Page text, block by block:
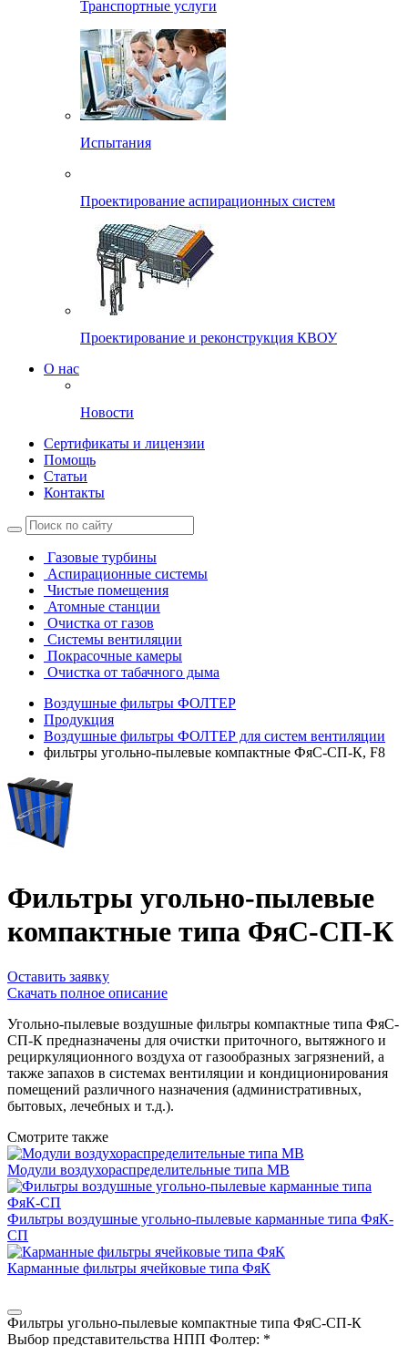
Транспортные услуги
Испытания
Проектирование аспирационных систем
Проектирование и реконструкция КВОУ
О нас
Новости
Сертификаты и лицензии
Помощь
Статьи
Контакты
Газовые турбины
Аспирационные системы
Чистые помещения
Атомные станции
Очистка от газов
Системы вентиляции
Покрасочные камеры
Очистка от табачного дыма
Воздушные фильтры ФОЛТЕР
Продукция
Воздушные фильтры ФОЛТЕР для систем вентиляции
фильтры угольно-пылевые компактные ФяС-СП-К, F8
Фильтры угольно-пылевые
компактные типа ФяС-СП-К
Оставить заявку
Скачать полное описание
Угольно-пылевые воздушные фильтры компактные типа ФяС-
СП-К предназначены для очистки приточного, вытяжного и
рециркуляционного воздуха от газообразных загрязнений, а
также запахов в системах вентиляции и кондиционирования
помещений различного назначения (административных,
бытовых, лечебных и т.д.).
Смотрите также
Модули воздухораспределительные типа МВ
Фильтры воздушные угольно-пылевые карманные типа ФяК-
СП
Карманные фильтры ячейковые типа ФяК
Фильтры угольно-пылевые компактные типа ФяС-СП-К
Выбор представительства НПП Фолтер: *